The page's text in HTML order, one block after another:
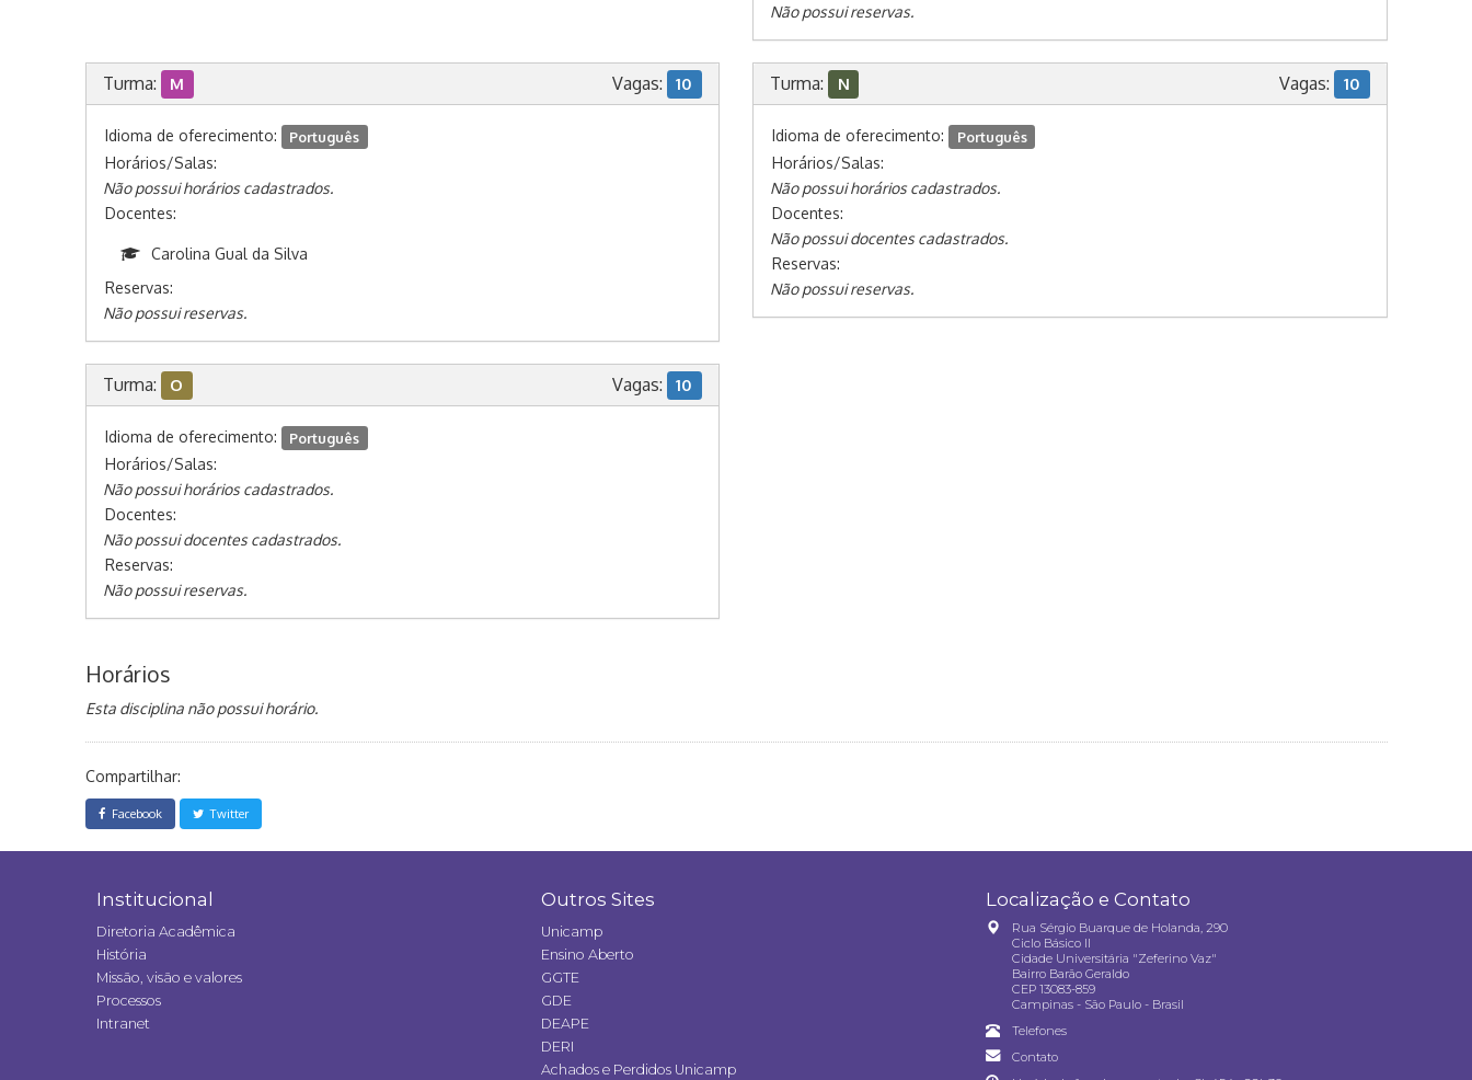
Não possui reservas.
Turma: M Vagas: 10
Idioma de oferecimento: Português
Horários/Salas:
Não possui horários cadastrados.
Docentes:
Carolina Gual da Silva
Reservas:
Não possui reservas.
Turma: N Vagas: 10
Idioma de oferecimento: Português
Horários/Salas:
Não possui horários cadastrados.
Docentes:
Não possui docentes cadastrados.
Reservas:
Não possui reservas.
Turma: O Vagas: 10
Idioma de oferecimento: Português
Horários/Salas:
Não possui horários cadastrados.
Docentes:
Não possui docentes cadastrados.
Reservas:
Não possui reservas.
Horários
Esta disciplina não possui horário.
Compartilhar:
Facebook Twitter
Institucional
Diretoria Acadêmica
História
Missão, visão e valores
Processos
Intranet
Outros Sites
Unicamp
Ensino Aberto
GGTE
GDE
DEAPE
DERI
Achados e Perdidos Unicamp
Localização e Contato
Rua Sérgio Buarque de Holanda, 290
Ciclo Básico II
Cidade Universitária "Zeferino Vaz"
Bairro Barão Geraldo
CEP 13083-859
Campinas - São Paulo - Brasil
Telefones
Contato